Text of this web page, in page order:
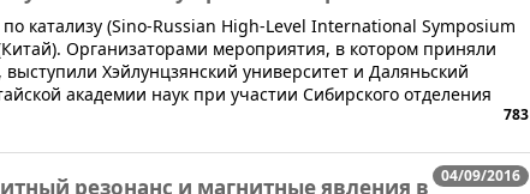
катализу (Sino-Russian High-Level International Symposium
Организаторами мероприятия, в котором приняли
Хэйлунцзянский университет и Даляньский
академии наук при участии Сибирского отделения
783
04/09/2016
резонанс и магнитные явления в